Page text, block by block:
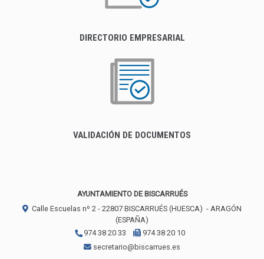
DIRECTORIO EMPRESARIAL
VALIDACIÓN DE DOCUMENTOS
AYUNTAMIENTO DE BISCARRUÉS
Calle Escuelas nº 2 - 22807 BISCARRUÉS (HUESCA) - ARAGÓN
(ESPAÑA)
974 38 20 33
974 38 20 10
secretario@biscarrues.es